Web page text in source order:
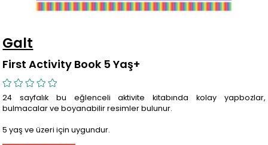
Galt
First Activity Book 5 Yaş+
24 sayfalık bu eğlenceli aktivite kitabında kolay yapbozlar,
bulmacalar ve boyanabilir resimler bulunur.
5 yaş ve üzeri için uygundur.